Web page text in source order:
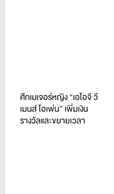
ศึกเมเจอร์หญิง “เอไอจี วี
เมนส์ โอเพ่น” เพิ่มเงิน
รางวัลและขยายเวลา